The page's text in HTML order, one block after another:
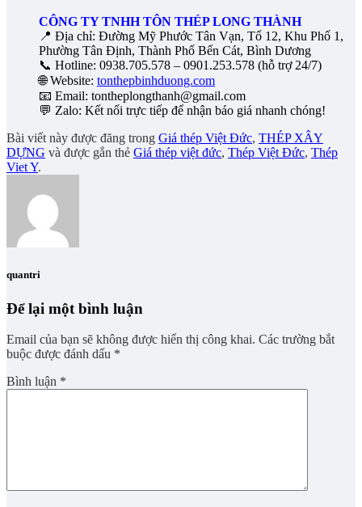
CÔNG TY TNHH TÔN THÉP LONG THÀNH
📍 Địa chỉ: Đường Mỹ Phước Tân Vạn, Tổ 12, Khu Phố 1,
Phường Tân Định, Thành Phố Bến Cát, Bình Dương
📞 Hotline: 0938.705.578 – 0901.253.578 (hỗ trợ 24/7)
🌐 Website: tonthepbinhduong.com
📧 Email: tontheplongthanh@gmail.com
💬 Zalo: Kết nối trực tiếp để nhận báo giá nhanh chóng!
Bài viết này được đăng trong Giá thép Việt Đức, THÉP XÂY
DỰNG và được gắn thẻ Giá thép việt đức, Thép Việt Đức, Thép
Viet Y.
quantri
Để lại một bình luận
Email của bạn sẽ không được hiển thị công khai. Các trường bắt
buộc được đánh dấu *
Bình luận *